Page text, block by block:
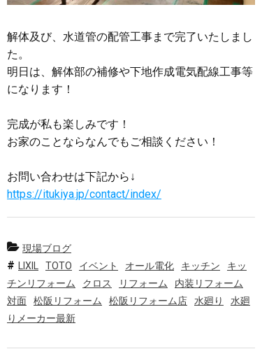
解体及び、水道管の配管工事まで完了いたしまし
た。
明日は、解体部の補修や下地作成電気配線工事等
になります！
完成が私も楽しみです！
お家のことならなんでもご相談ください！
お問い合わせは下記から↓
https://itukiya.jp/contact/index/
現場ブログ
LIXIL
TOTO イベント オール電化 キッチン
キッ
チンリフォーム
クロス リフォーム
内装リフォーム
対面
松阪リフォーム 松阪リフォーム店 水廻り
水廻
りメーカー最新